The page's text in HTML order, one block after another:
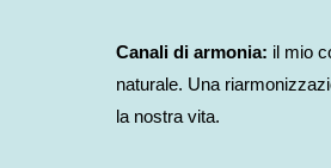
Canali di armonia: il mio
naturale. Una
la nostra vita.